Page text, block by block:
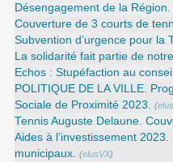
Désengagement de la Région.
Couverture de 3 courts de
Subvention d’urgence pour la
La solidarité fait partie de
Echos : Stupéfaction au
POLITIQUE DE LA VILLE.
Sociale de Proximité 2023.
(
Tennis Auguste Delaune.
Aides à l’investissement
municipaux.
(elusVX)